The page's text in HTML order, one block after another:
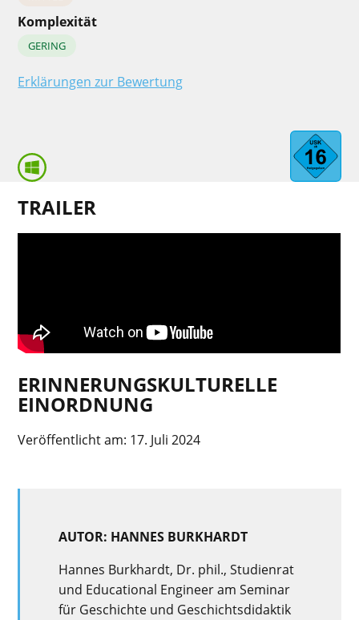
Komplexität
GERING
Erklärungen zur Bewertung
TRAILER
ERINNERUNGSKULTURELLE
EINORDNUNG
Veröffentlicht am: 17. Juli 2024
AUTOR: HANNES BURKHARDT
Hannes Burkhardt, Dr. phil., Studienrat
und Educational Engineer am Seminar
für Geschichte und Geschichtsdidaktik